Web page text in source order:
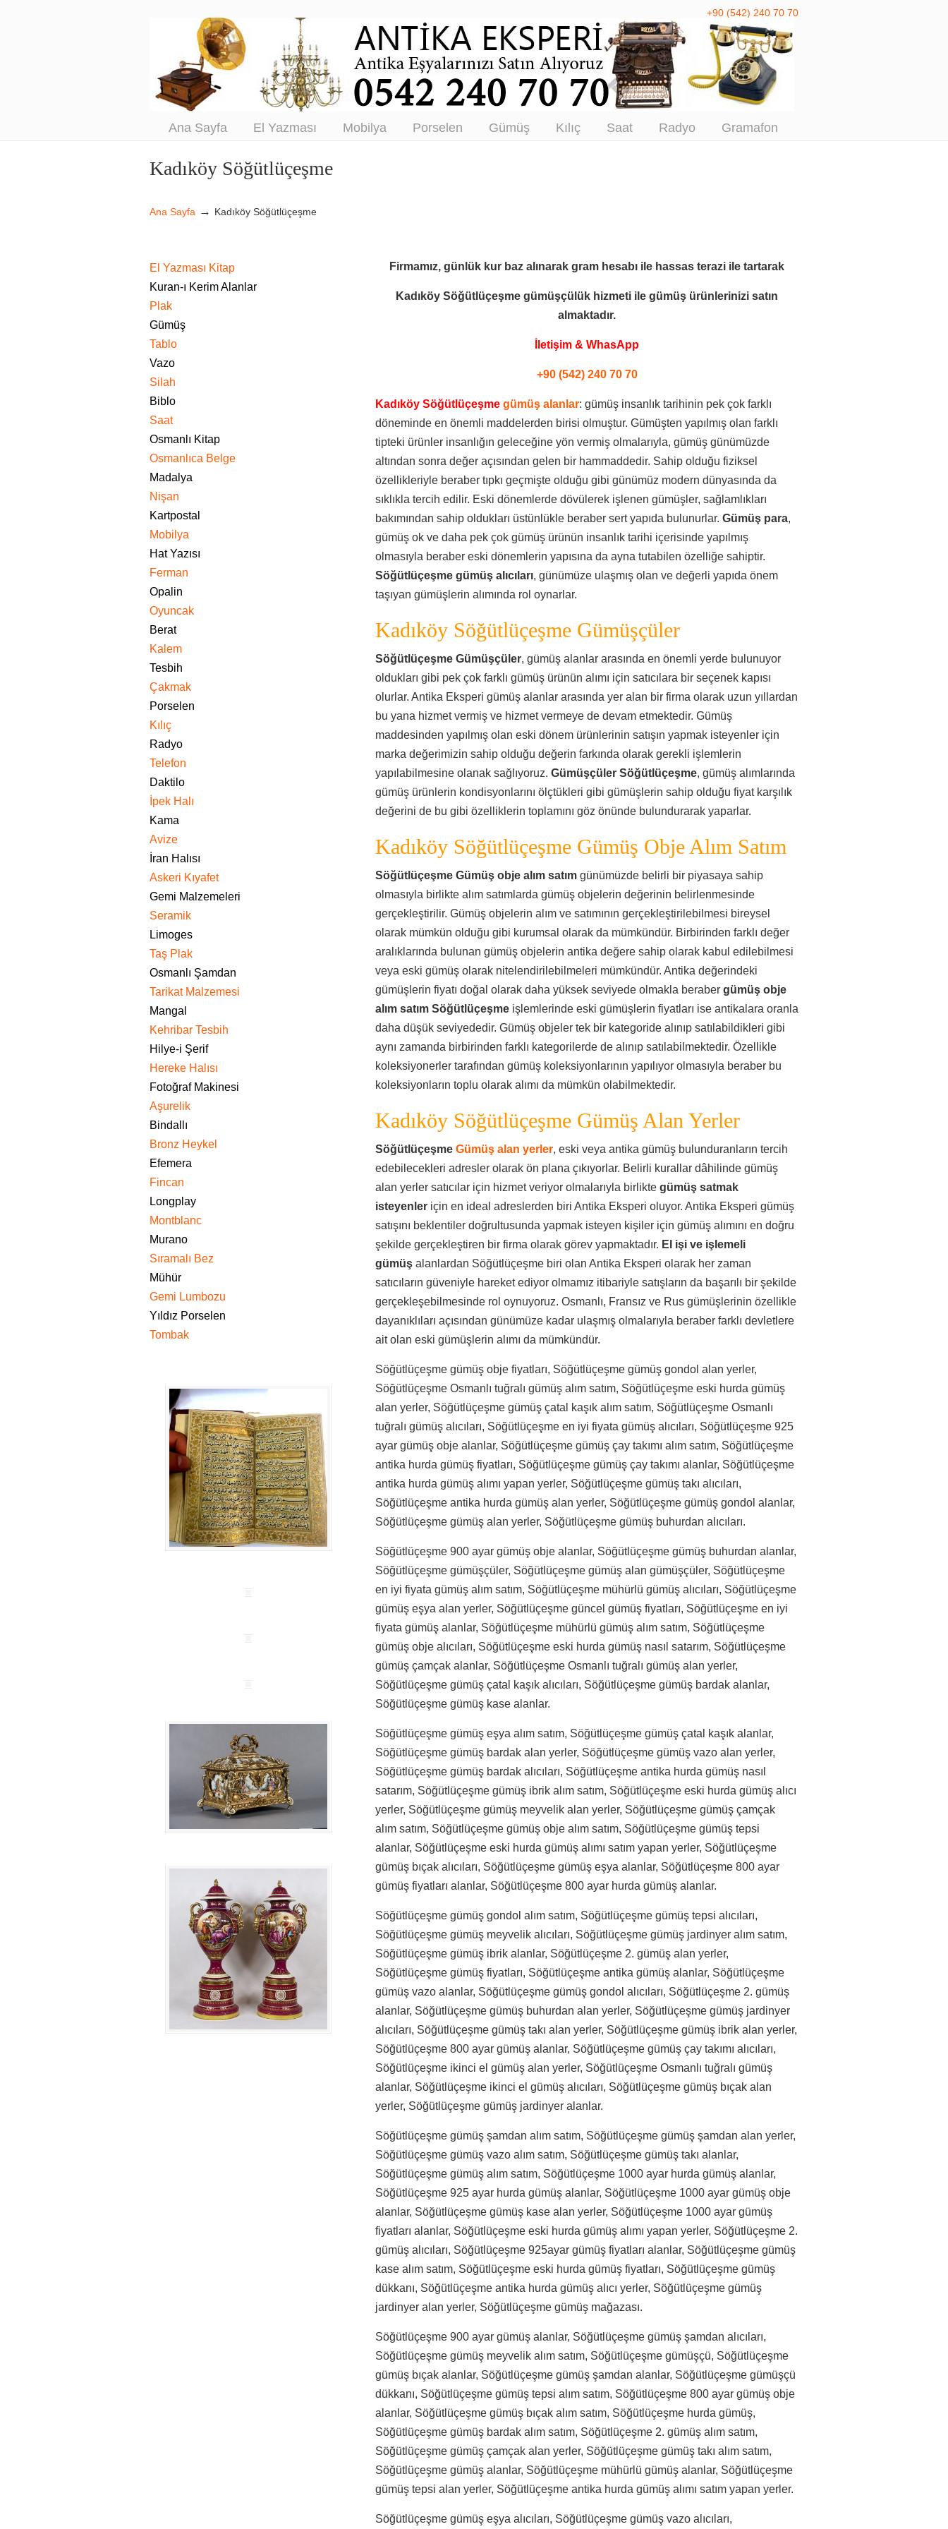
Antikacı – Antika Eşya Alanlar – Antika Alım
Satım
+90 (542) 240 70 70
Ana Sayfa El Yazması Mobilya Porselen Gümüş Kılıç Saat Radyo Gramafon
Navigation
Kadıköy Söğütlüçeşme
Ana Sayfa → Kadıköy Söğütlüçeşme
Firmamız, günlük kur baz alınarak gram hesabı ile hassas terazi ile tartarak
Kadıköy Söğütlüçeşme gümüşçülük hizmeti ile gümüş ürünlerinizi satın
almaktadır.
İletişim & WhasApp
+90 (542) 240 70 70
Kadıköy Söğütlüçeşme gümüş alanlar: gümüş insanlık tarihinin pek çok farklı
döneminde en önemli maddelerden birisi olmuştur. Gümüşten yapılmış olan farklı
tipteki ürünler insanlığın geleceğine yön vermiş olmalarıyla, gümüş günümüzde
altından sonra değer açısından gelen bir hammaddedir. Sahip olduğu fiziksel
özellikleriyle beraber tıpkı geçmişte olduğu gibi günümüz modern dünyasında da
sıklıkla tercih edilir. Eski dönemlerde dövülerek işlenen gümüşler, sağlamlıkları
bakımından sahip oldukları üstünlükle beraber sert yapıda bulunurlar. Gümüş para,
gümüş ok ve daha pek çok gümüş ürünün insanlık tarihi içerisinde yapılmış
olmasıyla beraber eski dönemlerin yapısına da ayna tutabilen özelliğe sahiptir.
Söğütlüçeşme gümüş alıcıları, günümüze ulaşmış olan ve değerli yapıda önem
taşıyan gümüşlerin alımında rol oynarlar.
Kadıköy Söğütlüçeşme Gümüşçüler
Söğütlüçeşme Gümüşçüler, gümüş alanlar arasında en önemli yerde bulunuyor
oldukları gibi pek çok farklı gümüş ürünün alımı için satıcılara bir seçenek kapısı
olurlar. Antika Eksperi gümüş alanlar arasında yer alan bir firma olarak uzun yıllardan
bu yana hizmet vermiş ve hizmet vermeye de devam etmektedir. Gümüş
maddesinden yapılmış olan eski dönem ürünlerinin satışın yapmak isteyenler için
marka değerimizin sahip olduğu değerin farkında olarak gerekli işlemlerin
yapılabilmesine olanak sağlıyoruz. Gümüşçüler Söğütlüçeşme, gümüş alımlarında
gümüş ürünlerin kondisyonlarını ölçtükleri gibi gümüşlerin sahip olduğu fiyat karşılık
değerini de bu gibi özelliklerin toplamını göz önünde bulundurarak yaparlar.
Kadıköy Söğütlüçeşme Gümüş Obje Alım Satım
Söğütlüçeşme Gümüş obje alım satım günümüzde belirli bir piyasaya sahip
olmasıyla birlikte alım satımlarda gümüş objelerin değerinin belirlenmesinde
gerçekleştirilir. Gümüş objelerin alım ve satımının gerçekleştirilebilmesi bireysel
olarak mümkün olduğu gibi kurumsal olarak da mümkündür. Birbirinden farklı değer
aralıklarında bulunan gümüş objelerin antika değere sahip olarak kabul edilebilmesi
veya eski gümüş olarak nitelendirilebilmeleri mümkündür. Antika değerindeki
gümüşlerin fiyatı doğal olarak daha yüksek seviyede olmakla beraber gümüş obje
alım satım Söğütlüçeşme işlemlerinde eski gümüşlerin fiyatları ise antikalara oranla
daha düşük seviyededir. Gümüş objeler tek bir kategoride alınıp satılabildikleri gibi
aynı zamanda birbirinden farklı kategorilerde de alınıp satılabilmektedir. Özellikle
koleksiyonerler tarafından gümüş koleksiyonlarının yapılıyor olmasıyla beraber bu
koleksiyonların toplu olarak alımı da mümkün olabilmektedir.
Kadıköy Söğütlüçeşme Gümüş Alan Yerler
Söğütlüçeşme Gümüş alan yerler, eski veya antika gümüş bulunduranların tercih
edebilecekleri adresler olarak ön plana çıkıyorlar. Belirli kurallar dâhilinde gümüş
alan yerler satıcılar için hizmet veriyor olmalarıyla birlikte gümüş satmak
isteyenler için en ideal adreslerden biri Antika Eksperi oluyor. Antika Eksperi gümüş
satışını beklentiler doğrultusunda yapmak isteyen kişiler için gümüş alımını en doğru
şekilde gerçekleştiren bir firma olarak görev yapmaktadır. El işi ve işlemeli
gümüş alanlardan Söğütlüçeşme biri olan Antika Eksperi olarak her zaman
satıcıların güveniyle hareket ediyor olmamız itibariyle satışların da başarılı bir şekilde
gerçekleşebilmesinde rol oynuyoruz. Osmanlı, Fransız ve Rus gümüşlerinin özellikle
dayanıklıları açısından günümüze kadar ulaşmış olmalarıyla beraber farklı devletlere
ait olan eski gümüşlerin alımı da mümkündür.
Söğütlüçeşme gümüş obje fiyatları, Söğütlüçeşme gümüş gondol alan yerler,
Söğütlüçeşme Osmanlı tuğralı gümüş alım satım, Söğütlüçeşme eski hurda gümüş
alan yerler, Söğütlüçeşme gümüş çatal kaşık alım satım, Söğütlüçeşme Osmanlı
tuğralı gümüş alıcıları, Söğütlüçeşme en iyi fiyata gümüş alıcıları, Söğütlüçeşme 925
ayar gümüş obje alanlar, Söğütlüçeşme gümüş çay takımı alım satım, Söğütlüçeşme
antika hurda gümüş fiyatları, Söğütlüçeşme gümüş çay takımı alanlar, Söğütlüçeşme
antika hurda gümüş alımı yapan yerler, Söğütlüçeşme gümüş takı alıcıları,
Söğütlüçeşme antika hurda gümüş alan yerler, Söğütlüçeşme gümüş gondol alanlar,
Söğütlüçeşme gümüş alan yerler, Söğütlüçeşme gümüş buhurdan alıcıları.
Söğütlüçeşme 900 ayar gümüş obje alanlar, Söğütlüçeşme gümüş buhurdan alanlar,
Söğütlüçeşme gümüşçüler, Söğütlüçeşme gümüş alan gümüşçüler, Söğütlüçeşme
en iyi fiyata gümüş alım satım, Söğütlüçeşme mühürlü gümüş alıcıları, Söğütlüçeşme
gümüş eşya alan yerler, Söğütlüçeşme güncel gümüş fiyatları, Söğütlüçeşme en iyi
fiyata gümüş alanlar, Söğütlüçeşme mühürlü gümüş alım satım, Söğütlüçeşme
gümüş obje alıcıları, Söğütlüçeşme eski hurda gümüş nasıl satarım, Söğütlüçeşme
gümüş çamçak alanlar, Söğütlüçeşme Osmanlı tuğralı gümüş alan yerler,
Söğütlüçeşme gümüş çatal kaşık alıcıları, Söğütlüçeşme gümüş bardak alanlar,
Söğütlüçeşme gümüş kase alanlar.
Söğütlüçeşme gümüş eşya alım satım, Söğütlüçeşme gümüş çatal kaşık alanlar,
Söğütlüçeşme gümüş bardak alan yerler, Söğütlüçeşme gümüş vazo alan yerler,
Söğütlüçeşme gümüş bardak alıcıları, Söğütlüçeşme antika hurda gümüş nasıl
satarım, Söğütlüçeşme gümüş ibrik alım satım, Söğütlüçeşme eski hurda gümüş alıcı
yerler, Söğütlüçeşme gümüş meyvelik alan yerler, Söğütlüçeşme gümüş çamçak
alım satım, Söğütlüçeşme gümüş obje alım satım, Söğütlüçeşme gümüş tepsi
alanlar, Söğütlüçeşme eski hurda gümüş alımı satım yapan yerler, Söğütlüçeşme
gümüş bıçak alıcıları, Söğütlüçeşme gümüş eşya alanlar, Söğütlüçeşme 800 ayar
gümüş fiyatları alanlar, Söğütlüçeşme 800 ayar hurda gümüş alanlar.
Söğütlüçeşme gümüş gondol alım satım, Söğütlüçeşme gümüş tepsi alıcıları,
Söğütlüçeşme gümüş meyvelik alıcıları, Söğütlüçeşme gümüş jardinyer alım satım,
Söğütlüçeşme gümüş ibrik alanlar, Söğütlüçeşme 2. gümüş alan yerler,
Söğütlüçeşme gümüş fiyatları, Söğütlüçeşme antika gümüş alanlar, Söğütlüçeşme
gümüş vazo alanlar, Söğütlüçeşme gümüş gondol alıcıları, Söğütlüçeşme 2. gümüş
alanlar, Söğütlüçeşme gümüş buhurdan alan yerler, Söğütlüçeşme gümüş jardinyer
alıcıları, Söğütlüçeşme gümüş takı alan yerler, Söğütlüçeşme gümüş ibrik alan yerler,
Söğütlüçeşme 800 ayar gümüş alanlar, Söğütlüçeşme gümüş çay takımı alıcıları,
Söğütlüçeşme ikinci el gümüş alan yerler, Söğütlüçeşme Osmanlı tuğralı gümüş
alanlar, Söğütlüçeşme ikinci el gümüş alıcıları, Söğütlüçeşme gümüş bıçak alan
yerler, Söğütlüçeşme gümüş jardinyer alanlar.
Söğütlüçeşme gümüş şamdan alım satım, Söğütlüçeşme gümüş şamdan alan yerler,
Söğütlüçeşme gümüş vazo alım satım, Söğütlüçeşme gümüş takı alanlar,
Söğütlüçeşme gümüş alım satım, Söğütlüçeşme 1000 ayar hurda gümüş alanlar,
Söğütlüçeşme 925 ayar hurda gümüş alanlar, Söğütlüçeşme 1000 ayar gümüş obje
alanlar, Söğütlüçeşme gümüş kase alan yerler, Söğütlüçeşme 1000 ayar gümüş
fiyatları alanlar, Söğütlüçeşme eski hurda gümüş alımı yapan yerler, Söğütlüçeşme 2.
gümüş alıcıları, Söğütlüçeşme 925ayar gümüş fiyatları alanlar, Söğütlüçeşme gümüş
kase alım satım, Söğütlüçeşme eski hurda gümüş fiyatları, Söğütlüçeşme gümüş
dükkanı, Söğütlüçeşme antika hurda gümüş alıcı yerler, Söğütlüçeşme gümüş
jardinyer alan yerler, Söğütlüçeşme gümüş mağazası.
Söğütlüçeşme 900 ayar gümüş alanlar, Söğütlüçeşme gümüş şamdan alıcıları,
Söğütlüçeşme gümüş meyvelik alım satım, Söğütlüçeşme gümüşçü, Söğütlüçeşme
gümüş bıçak alanlar, Söğütlüçeşme gümüş şamdan alanlar, Söğütlüçeşme gümüşçü
dükkanı, Söğütlüçeşme gümüş tepsi alım satım, Söğütlüçeşme 800 ayar gümüş obje
alanlar, Söğütlüçeşme gümüş bıçak alım satım, Söğütlüçeşme hurda gümüş,
Söğütlüçeşme gümüş bardak alım satım, Söğütlüçeşme 2. gümüş alım satım,
Söğütlüçeşme gümüş çamçak alan yerler, Söğütlüçeşme gümüş takı alım satım,
Söğütlüçeşme gümüş alanlar, Söğütlüçeşme mühürlü gümüş alanlar, Söğütlüçeşme
gümüş tepsi alan yerler, Söğütlüçeşme antika hurda gümüş alımı satım yapan yerler.
Söğütlüçeşme gümüş eşya alıcıları, Söğütlüçeşme gümüş vazo alıcıları,
El Yazması Kitap
Kuran-ı Kerim Alanlar
Plak
Gümüş
Tablo
Vazo
Silah
Biblo
Saat
Osmanlı Kitap
Osmanlıca Belge
Madalya
Nişan
Kartpostal
Mobilya
Hat Yazısı
Ferman
Opalin
Oyuncak
Berat
Kalem
Tesbih
Çakmak
Porselen
Kılıç
Radyo
Telefon
Daktilo
İpek Halı
Kama
Avize
İran Halısı
Askeri Kıyafet
Gemi Malzemeleri
Seramik
Limoges
Taş Plak
Osmanlı Şamdan
Tarikat Malzemesi
Mangal
Kehribar Tesbih
Hilye-i Şerif
Hereke Halısı
Fotoğraf Makinesi
Aşurelik
Bindallı
Bronz Heykel
Efemera
Fincan
Longplay
Montblanc
Murano
Sıramalı Bez
Mühür
Gemi Lumbozu
Yıldız Porselen
Tombak